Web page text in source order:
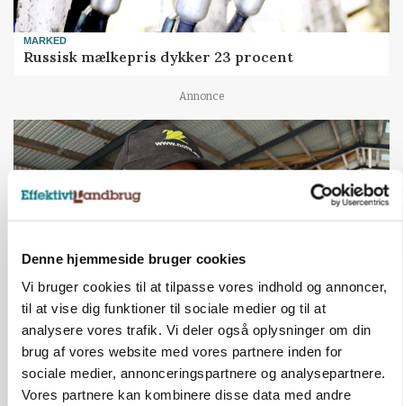
Denne hjemmeside bruger cookies
Vi bruger cookies til at tilpasse vores indhold og annoncer,
til at vise dig funktioner til sociale medier og til at
analysere vores trafik. Vi deler også oplysninger om din
brug af vores website med vores partnere inden for
sociale medier, annonceringspartnere og analysepartnere.
Vores partnere kan kombinere disse data med andre
MARKED
Russisk mælkepris dykker 23 procent
Annonce
POLITIK
»Nu stopper I«: Landbrugsdebattør og
protestgruppe vil demonstrere mod ny
gødskningslov